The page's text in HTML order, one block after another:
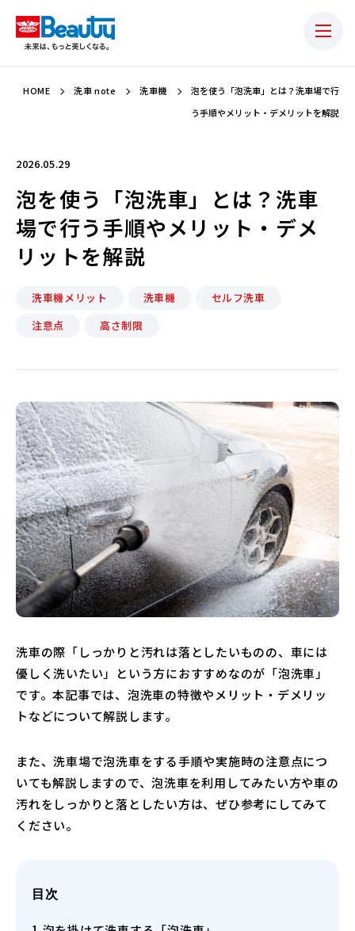
HOME 洗車 note 洗車機
泡を使う「泡洗車」とは？洗車場で行
う手順やメリット・デメリットを解説
2026.05.29
泡を使う「泡洗車」とは？洗車
場で行う手順やメリット・デメ
リットを解説
洗車機メリット 洗車機
セルフ洗車
注意点
高さ制限
洗車の際「しっかりと汚れは落としたいものの、車には
優しく洗いたい」という方におすすめなのが「泡洗車」
です。本記事では、泡洗車の特徴やメリット・デメリッ
トなどについて解説します。
また、洗車場で泡洗車をする手順や実施時の注意点につ
いても解説しますので、泡洗車を利用してみたい方や車の
汚れをしっかりと落としたい方は、ぜひ参考にしてみて
ください。
目次